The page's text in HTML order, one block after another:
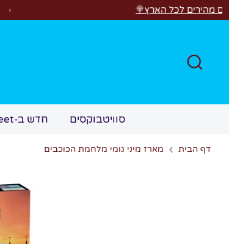
דלגהארץ🍭
סוויטבוקסים חדש ב-Sweetweet
דף הבית מארז מיני גומי מלחמת הכוכבים